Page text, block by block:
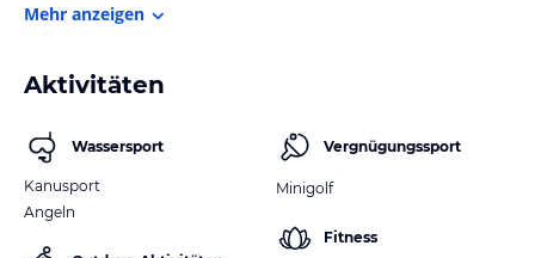
Mehr anzeigen
Aktivitäten
Wassersport
Kanusport
Angeln
Vergnügungssport
Minigolf
Fitness